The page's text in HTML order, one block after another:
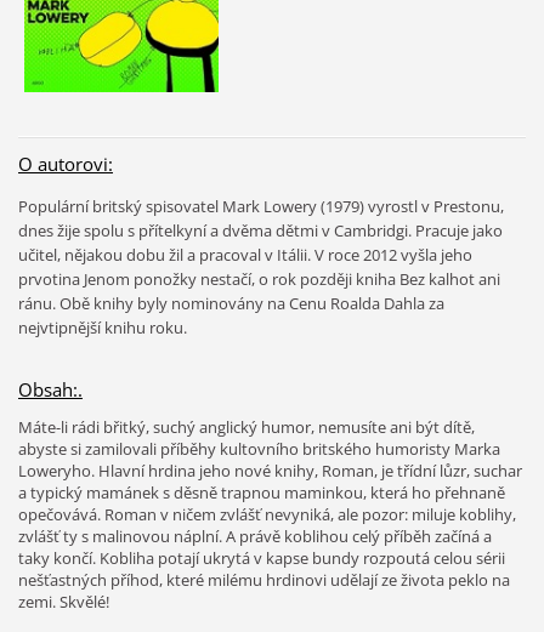
O autorovi:
Populární britský spisovatel Mark Lowery (1979) vyrostl v Prestonu,
dnes žije spolu s přítelkyní a dvěma dětmi v Cambridgi. Pracuje jako
učitel, nějakou dobu žil a pracoval v Itálii. V roce 2012 vyšla jeho
prvotina Jenom ponožky nestačí, o rok později kniha Bez kalhot ani
ránu. Obě knihy byly nominovány na Cenu Roalda Dahla za
nejvtipnější knihu roku.
Obsah:.
Máte-li rádi břitký, suchý anglický humor, nemusíte ani být dítě,
abyste si zamilovali příběhy kultovního britského humoristy Marka
Loweryho. Hlavní hrdina jeho nové knihy, Roman, je třídní lůzr, suchar
a typický mamánek s děsně trapnou maminkou, která ho přehnaně
opečovává. Roman v ničem zvlášť nevyniká, ale pozor: miluje koblihy,
zvlášť ty s malinovou náplní. A právě koblihou celý příběh začíná a
taky končí. Kobliha potají ukrytá v kapse bundy rozpoutá celou sérii
nešťastných příhod, které milému hrdinovi udělají ze života peklo na
zemi. Skvělé!